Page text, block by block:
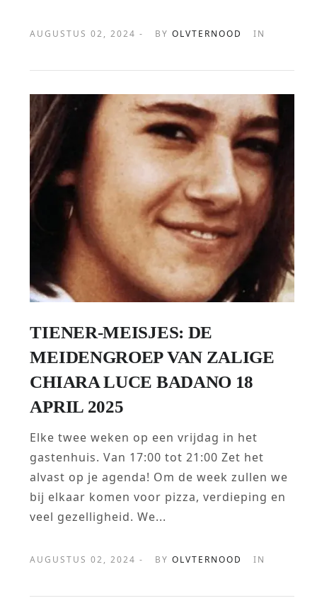
AUGUSTUS 02, 2024 - BYOLVTERNOOD IN
TIENER-MEISJES: DE
MEIDENGROEP VAN ZALIGE
CHIARA LUCE BADANO 18
APRIL 2025
Elke twee weken op een vrijdag in het
gastenhuis. Van 17:00 tot 21:00 Zet het
alvast op je agenda! Om de week zullen we
bij elkaar komen voor pizza, verdieping en
veel gezelligheid. We...
AUGUSTUS 02, 2024 - BYOLVTERNOOD IN